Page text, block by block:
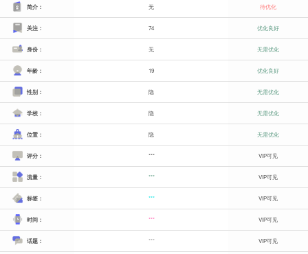
简介： 无 待优化
关注： 74 优化良好
身份： 无 无需优化
年龄： 19 优化良好
性别： 隐 无需优化
学校： 隐 无需优化
位置： 隐 无需优化
评分： *** VIP可见
流量： *** VIP可见
标签： *** VIP可见
时间： *** VIP可见
话题： *** VIP可见